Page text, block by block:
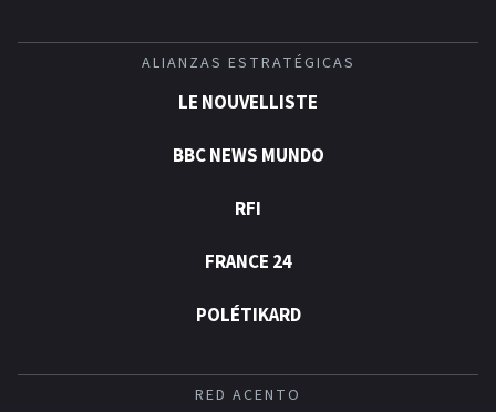
ALIANZAS ESTRATÉGICAS
LE NOUVELLISTE
BBC NEWS MUNDO
RFI
FRANCE 24
POLÉTIKARD
RED ACENTO